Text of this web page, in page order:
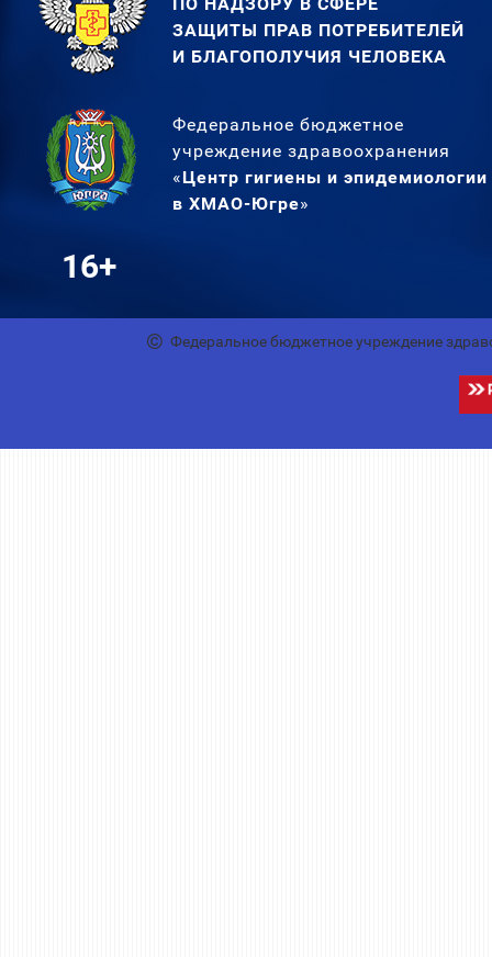
ЗАЩИТЫ ПРАВ ПОТРЕБИТЕЛЕЙ
И БЛАГОПОЛУЧИЯ ЧЕЛОВЕКА
Федеральное бюджетное
учреждение здравоохранения
«Центр гигиены и эпидемиологии
в ХМАО-Югре»
16+
Федеральное бюджетное учреждение